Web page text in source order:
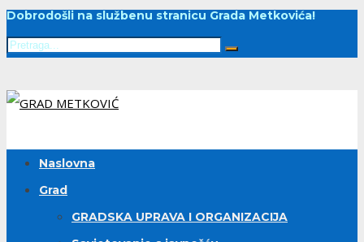
Dobrodošli na službenu stranicu Grada Metkovića!
Naslovna
Grad
GRADSKA UPRAVA I ORGANIZACIJA